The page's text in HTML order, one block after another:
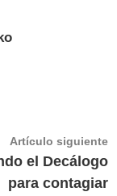
Artículo siguiente
el Decálogo
para contagiar